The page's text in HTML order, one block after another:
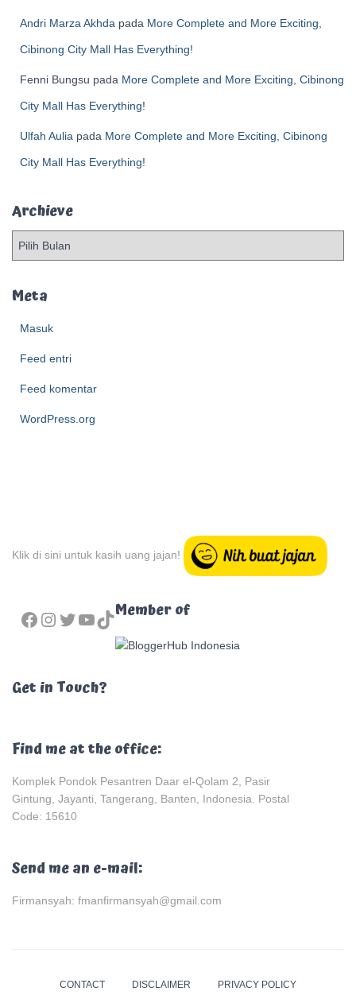
Andri Marza Akhda pada More Complete and More Exciting,
Cibinong City Mall Has Everything!
Fenni Bungsu pada More Complete and More Exciting, Cibinong
City Mall Has Everything!
Ulfah Aulia pada More Complete and More Exciting, Cibinong
City Mall Has Everything!
Archieve
h
Meta
Masuk
Feed entri
Feed komentar
WordPress.org
Klik di sini untuk kasih uang jajan!
FACEBOOK INSTAGRAM TWITTER YOUTUBE TIKTOK
Member of
Get in Touch?
Find me at the office:
Komplek Pondok Pesantren Daar el-Qolam 2, Pasir
Gintung, Jayanti, Tangerang, Banten, Indonesia. Postal
Code: 15610
Send me an e-mail:
Firmansyah: fmanfirmansyah@gmail.com
CONTACT DISCLAIMER PRIVACY POLICY